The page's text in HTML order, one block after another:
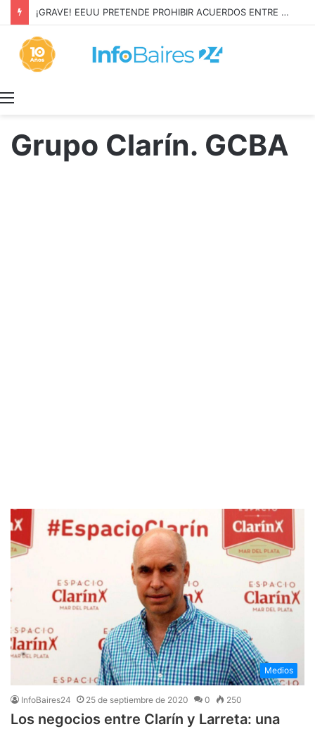
¡GRAVE! EEUU PRETENDE PROHIBIR ACUERDOS ENTRE CHINA Y UNA COOPERATIVA EN NEUQUÉN
Grupo Clarín. GCBA
Medios
InfoBaires24 25 de septiembre de 2020 0 250
Los negocios entre Clarín y Larreta: una